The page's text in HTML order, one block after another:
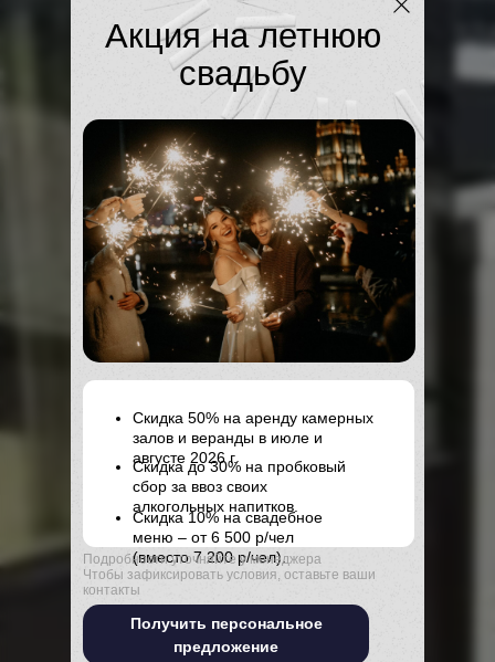
Скидка 50% на аренду камерных
залов и веранды в июле и
августе 2026 г.
Скидка до 30% на пробковый
сбор за ввоз своих
алкогольных напитков.
Скидка 10% на свадебное
меню – от 6 500 р/чел
(вместо 7 200 р/чел).
Подробности уточняйте у менеджера
Чтобы зафиксировать условия, оставьте ваши
контакты
Акция на летнюю
свадьбу
Получить персональное
предложение